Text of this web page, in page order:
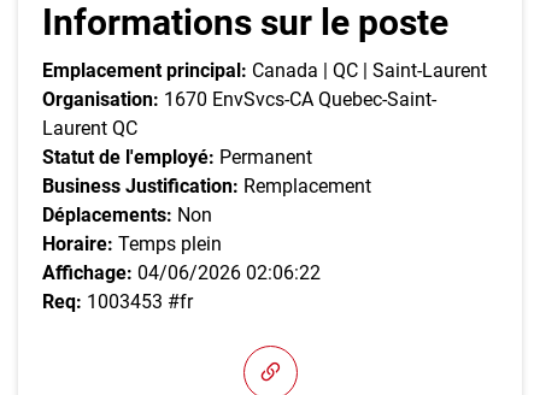
Informations sur le poste
Emplacement principal: Canada | QC | Saint-Laurent
Organisation: 1670 EnvSvcs-CA Quebec-Saint-
Laurent QC
Statut de l'employé: Permanent
Business Justification: Remplacement
Déplacements: Non
Horaire: Temps plein
Affichage: 04/06/2026 02:06:22
Req: 1003453 #fr